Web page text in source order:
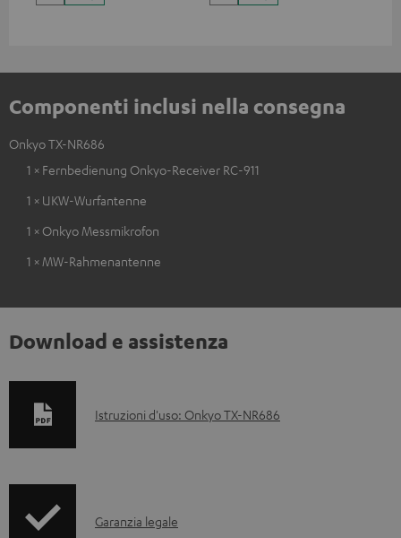
Componenti inclusi nella consegna
Onkyo TX-NR686
1 × Fernbedienung Onkyo-Receiver RC-911
1 × UKW-Wurfantenne
1 × Onkyo Messmikrofon
1 × MW-Rahmenantenne
Download e assistenza
D
m
Istruzioni d'uso: Onkyo TX-NR686
IGaranzia legale